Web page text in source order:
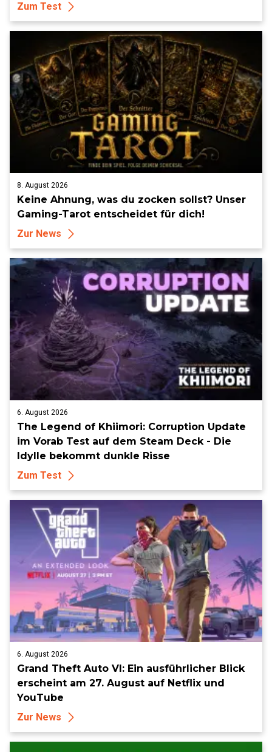
Zum Test
8. August 2026
Keine Ahnung, was du zocken sollst? Unser
Gaming-Tarot entscheidet für dich!
Zur News
6. August 2026
The Legend of Khiimori: Corruption Update
im Vorab Test auf dem Steam Deck - Die
Idylle bekommt dunkle Risse
Zum Test
6. August 2026
Grand Theft Auto VI: Ein ausführlicher Blick
erscheint am 27. August auf Netflix und
YouTube
Zur News